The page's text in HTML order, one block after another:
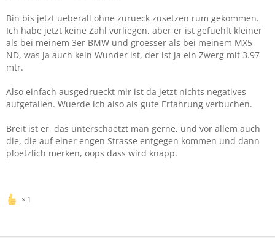
Bin bis jetzt ueberall ohne zurueck zusetzen rum gekommen.
Ich habe jetzt keine Zahl vorliegen, aber er ist gefuehlt kleiner
als bei meinem 3er BMW und groesser als bei meinem MX5
ND, was ja auch kein Wunder ist, der ist ja ein Zwerg mit 3.97
mtr.
Also einfach ausgedrueckt mir ist da jetzt nichts negatives
aufgefallen. Wuerde ich also als gute Erfahrung verbuchen.
Breit ist er, das unterschaetzt man gerne, und vor allem auch
die, die auf einer engen Strasse entgegen kommen und dann
ploetzlich merken, oops dass wird knapp.
1